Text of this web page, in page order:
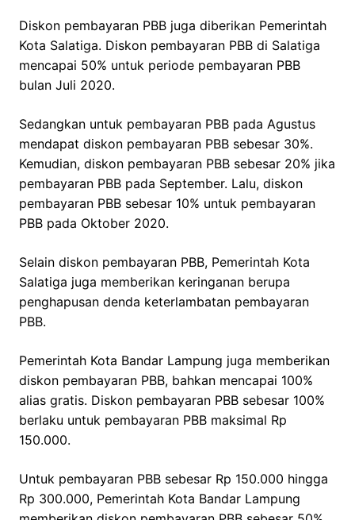
Diskon pembayaran PBB juga diberikan Pemerintah
Kota Salatiga. Diskon pembayaran PBB di Salatiga
mencapai 50% untuk periode pembayaran PBB
bulan Juli 2020.
Sedangkan untuk pembayaran PBB pada Agustus
mendapat diskon pembayaran PBB sebesar 30%.
Kemudian, diskon pembayaran PBB sebesar 20% jika
pembayaran PBB pada September. Lalu, diskon
pembayaran PBB sebesar 10% untuk pembayaran
PBB pada Oktober 2020.
Selain diskon pembayaran PBB, Pemerintah Kota
Salatiga juga memberikan keringanan berupa
penghapusan denda keterlambatan pembayaran
PBB.
Pemerintah Kota Bandar Lampung juga memberikan
diskon pembayaran PBB, bahkan mencapai 100%
alias gratis. Diskon pembayaran PBB sebesar 100%
berlaku untuk pembayaran PBB maksimal Rp
150.000.
Untuk pembayaran PBB sebesar Rp 150.000 hingga
Rp 300.000, Pemerintah Kota Bandar Lampung